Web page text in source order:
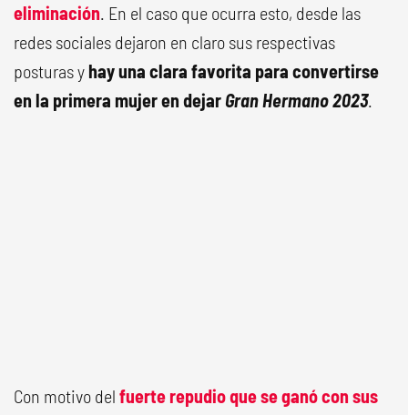
eliminación. En el caso que ocurra esto, desde las
redes sociales dejaron en claro sus respectivas
posturas y hay una clara favorita para convertirse
en la primera mujer en dejar Gran Hermano 2023.
Con motivo del fuerte repudio que se ganó con sus